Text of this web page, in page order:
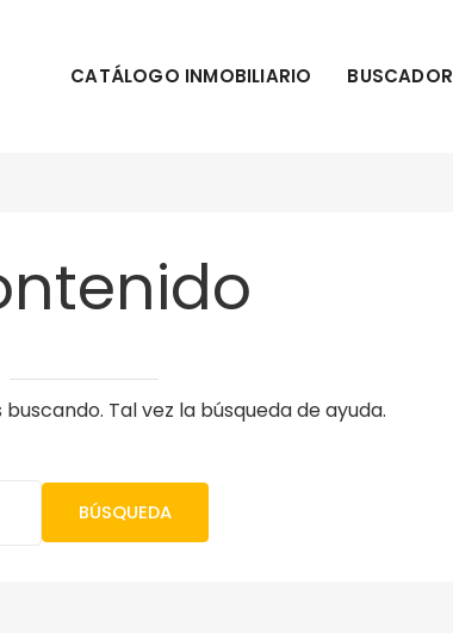
CATÁLOGO INMOBILIARIO BUSCADOR
Tal vez la búsqueda de ayuda.
BÚSQUEDA